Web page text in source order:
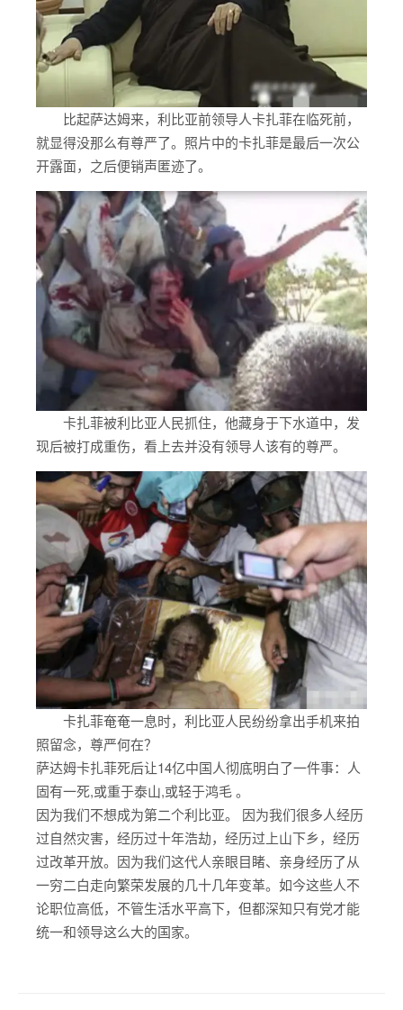
比起萨达姆来，利比亚前领导人卡扎菲在临死前，
就显得没那么有尊严了。照片中的卡扎菲是最后一次公
开露面，之后便销声匿迹了。
卡扎菲被利比亚人民抓住，他藏身于下水道中，发
现后被打成重伤，看上去并没有领导人该有的尊严。
卡扎菲奄奄一息时，利比亚人民纷纷拿出手机来拍
照留念，尊严何在？
萨达姆卡扎菲死后让14亿中国人彻底明白了一件事：人
固有一死,或重于泰山,或轻于鸿毛 。
因为我们不想成为第二个利比亚。 因为我们很多人经历
过自然灾害，经历过十年浩劫，经历过上山下乡，经历
过改革开放。因为我们这代人亲眼目睹、亲身经历了从
一穷二白走向繁荣发展的几十几年变革。如今这些人不
论职位高低，不管生活水平高下，但都深知只有党才能
统一和领导这么大的国家。